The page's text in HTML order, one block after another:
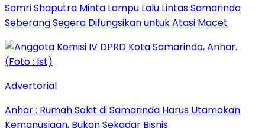
Samri Shaputra Minta Lampu Lalu Lintas Samarinda
Seberang Segera Difungsikan untuk Atasi Macet
Advertorial
Anhar : Rumah Sakit di Samarinda Harus Utamakan
Kemanusiaan, Bukan Sekadar Bisnis